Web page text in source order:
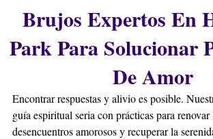
Brujos Expertos En
Park Para Solucionar
De Amor
Encontrar respuestas y alivio es posible.
guía espiritual seria con prácticas para
desencuentros amorosos y recuperar la